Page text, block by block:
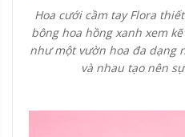
Hoa cưới cầm tay Flora
bông hoa hồng xanh xem
như một vườn hoa đa dạng
và nhau tạo nên